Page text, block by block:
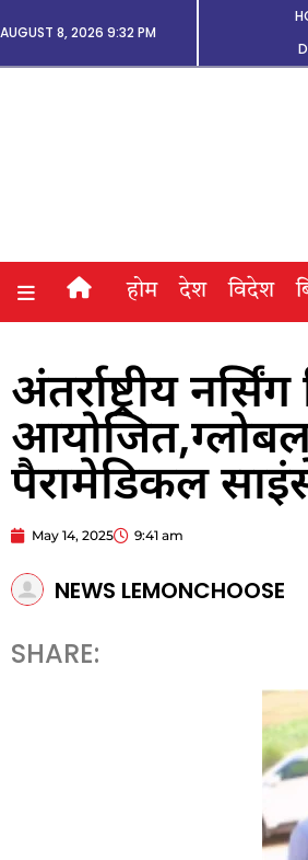
AUGUST 8, 2026 9:32 PM
होम देश विदेश
अंतर्राष्ट्रीय
पैरामेडिकल
May 14, 2025 9:41 am
NEWS LEMONCHOOSE
SHARE: